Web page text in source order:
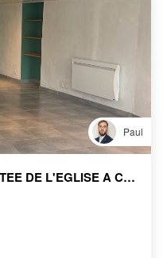
Paul
A LOUER T3 RDC AU 17 MONTEE DE L'EGLISE A CALUIRE ET CUIRE